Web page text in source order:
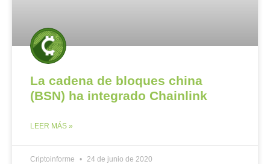
La cadena de bloques china
(BSN) ha integrado Chainlink
LEER MÁS »
Criptoinforme 24 de junio de 2020